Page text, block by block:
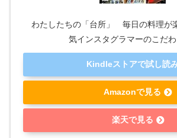
わたしたちの「台所」 毎日の料理が
気インスタグラマーのこだ
Kindleストアで試し読
Amazonで見る
楽天で見る